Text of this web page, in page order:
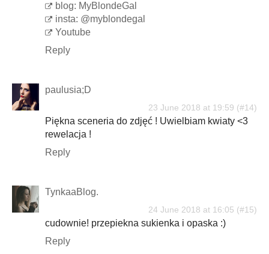
blog: MyBlondeGal
insta: @myblondegal
Youtube
Reply
paulusia;D
23 June 2018 at 19:59
Piękna sceneria do zdjęć ! Uwielbiam kwiaty <3
rewelacja !
Reply
TynkaaBlog.
24 June 2018 at 16:05
cudownie! przepiekna sukienka i opaska :)
Reply